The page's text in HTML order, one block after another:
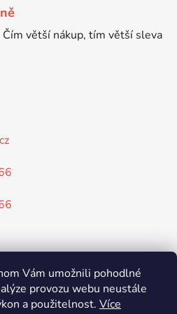
Vám umožnili pohodlné
provozu webu neustále
a použitelnost. Více
větší nákup, tím větší sleva